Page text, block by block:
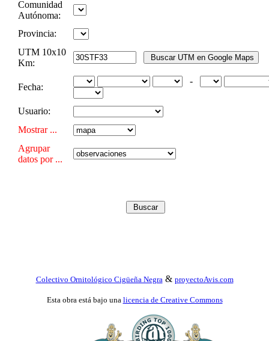
Comunidad
Autónoma:
Provincia:
UTM 10x10
Km:
Fecha:
-
Usuario:
Mostrar ...
Agrupar
datos por ...
Colectivo Ornitológico Cigüeña Negra & proyectoAvis.com
Esta obra está bajo una licencia de Creative Commons